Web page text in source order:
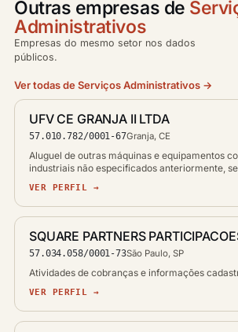
Outras empresas de
Administrativos
Empresas do mesmo setor nos dados
públicos.
Ver todas de Serviços Administrativos →
UFV CE GRANJA II LTDA
57.010.782/0001-67Granja, CE
Aluguel de outras máquinas e equipamentos
industriais não especificados anteriormente,
VER PERFIL →
SQUARE PARTNERS
57.034.058/0001-73São Paulo, SP
Atividades de cobranças e informações
VER PERFIL →